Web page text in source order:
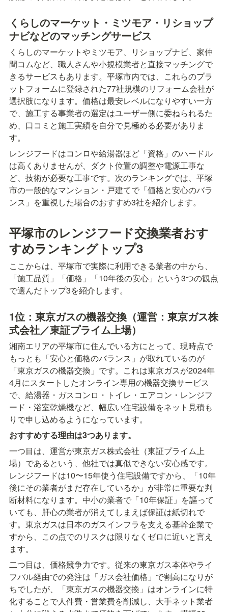
くらしのマーケット・ミツモア・リショップ
ナビなどのマッチングサービス
くらしのマーケットやミツモア、リショップナビ、家仲
間コムなど、職人さんや小規模業者と直接マッチングで
きるサービスもあります。平塚市内では、これらのプラ
ットフォームに登録された77社規模のリフォーム会社が
選択肢になります。価格は最安レベルになりやすい一方
で、施工する事業者の選定はユーザー側に委ねられるた
め、口コミと施工実績を自分で見極める必要がありま
す。
レンジフードはコンロや給湯器ほど「資格」のハードル
は高くありませんが、ダクト位置の調整や電源工事な
ど、技術が必要な工事です。次のランキングでは、平塚
市の一般的なマンション・戸建てで「価格と安心のバラ
ンス」を重視した場合のおすすめ3社を紹介します。
平塚市のレンジフード交換業者おす
すめランキングトップ3
ここからは、平塚市で実際に利用できる業者の中から、
「施工品質」「価格」「10年後の安心」という3つの観点
で選んだトップ3を紹介します。
1位：東京ガスの機器交換（運営：東京ガス株
式会社／東証プライム上場）
湘南エリアの平塚市に住んでいる方にとって、現時点で
もっとも「安心と価格のバランス」が取れているのが
「東京ガスの機器交換」です。これは東京ガスが2024年
4月にスタートしたオンライン専用の機器交換サービス
で、給湯器・ガスコンロ・トイレ・エアコン・レンジフ
ード・浴室乾燥機など、幅広い住宅設備をネット見積も
りで申し込めるようになっています。
おすすめする理由は3つあります。
一つ目は、運営が東京ガス株式会社（東証プライム上
場）であるという、他社では真似できない安心感です。
レンジフードは10〜15年使う住宅設備ですから、「10年
後にその業者がまだ存在しているか」が非常に重要な判
断材料になります。中小の業者で「10年保証」を謳って
いても、肝心の業者が消えてしまえば保証は紙切れで
す。東京ガスは日本のガスインフラを支える基幹企業で
すから、この点でのリスクは限りなくゼロに近いと言え
ます。
二つ目は、価格競争力です。従来の東京ガス本体やライ
フバル経由での発注は「ガス会社価格」で割高になりが
ちでしたが、「東京ガスの機器交換」はオンラインに特
化することで人件費・営業費を削減し、大手ネット業者